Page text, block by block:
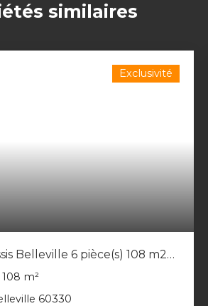
similaires
Exclusivité
Belleville 6 pièce(s) 108 m2
108 m²
60330